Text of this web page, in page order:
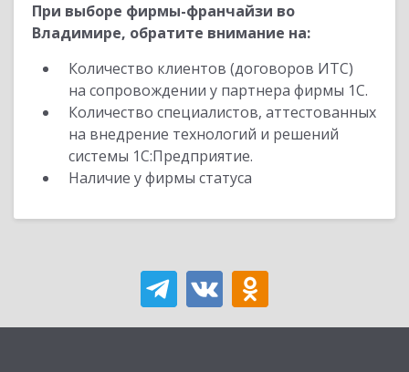
При выборе фирмы-франчайзи во
Владимире, обратите внимание на:
Количество клиентов (договоров ИТС)
на сопровождении у партнера фирмы 1С.
Количество специалистов, аттестованных
на внедрение технологий и решений
системы 1С:Предприятие.
Наличие у фирмы статуса